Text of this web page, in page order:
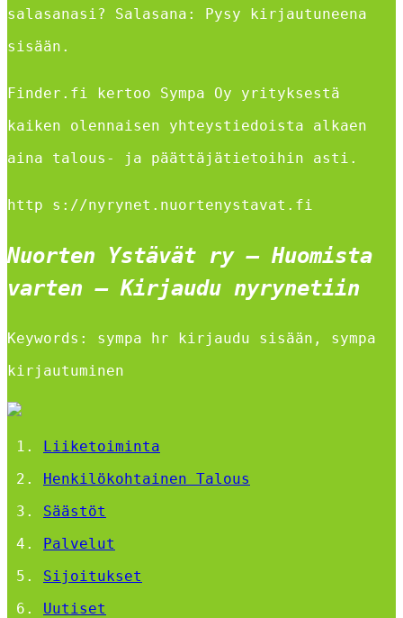
salasanasi? Salasana: Pysy kirjautuneena
sisään.
Finder.fi kertoo Sympa Oy yrityksestä
kaiken olennaisen yhteystiedoista alkaen
aina talous- ja päättäjätietoihin asti.
http s://nyrynet.nuortenystavat.fi
Nuorten Ystävät ry – Huomista
varten – Kirjaudu nyrynetiin
Keywords: sympa hr kirjaudu sisään, sympa
kirjautuminen
Liiketoiminta
Henkilökohtainen Talous
Säästöt
Palvelut
Sijoitukset
Uutiset